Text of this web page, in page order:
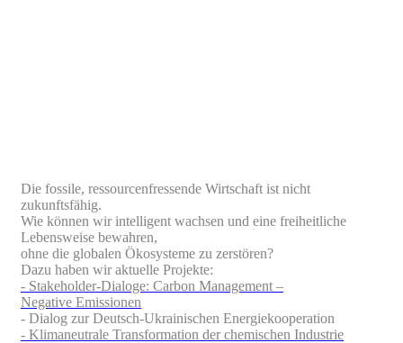
Die fossile, ressour­cen­fres­sende Wirtschaft ist nicht
zukunftsfähig.
Wie können wir intel­ligent wachsen und eine freiheit­liche
Lebens­weise bewahren,
ohne die globalen Ökosysteme zu zerstören?
Dazu haben wir aktuelle Projekte:
- Stake­holder-Dialoge: Carbon Management –
Negative Emissionen
- Dialog zur Deutsch-Ukrai­ni­schen Energiekooperation
- Klima­neu­trale Trans­for­mation der chemi­schen Industrie